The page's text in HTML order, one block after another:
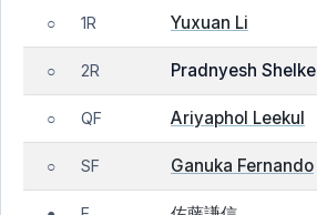
○ 1R Yuxuan Li
○ 2R Pradnyesh Shelke
○ QF Ariyaphol Leekul
○ SF Ganuka Fernando